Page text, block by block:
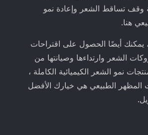
وقف تساقط الشعر وإعادة نمو
هنا.
يمكنك أيضًا الحصول على اقتراحات
الشعر وارتداءها وصيانتها من
نمو الشعر الكيميائية الكاملة ،
المظهر الطبيعي هي خيارك الأفضل